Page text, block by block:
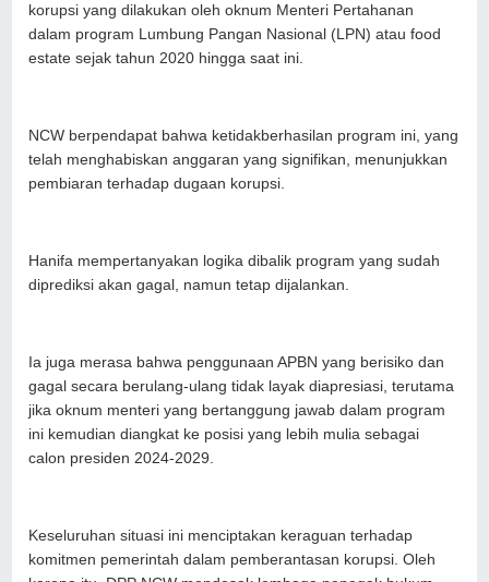
korupsi yang dilakukan oleh oknum Menteri Pertahanan
dalam program Lumbung Pangan Nasional (LPN) atau food
estate sejak tahun 2020 hingga saat ini.
NCW berpendapat bahwa ketidakberhasilan program ini, yang
telah menghabiskan anggaran yang signifikan, menunjukkan
pembiaran terhadap dugaan korupsi.
Hanifa mempertanyakan logika dibalik program yang sudah
diprediksi akan gagal, namun tetap dijalankan.
Ia juga merasa bahwa penggunaan APBN yang berisiko dan
gagal secara berulang-ulang tidak layak diapresiasi, terutama
jika oknum menteri yang bertanggung jawab dalam program
ini kemudian diangkat ke posisi yang lebih mulia sebagai
calon presiden 2024-2029.
Keseluruhan situasi ini menciptakan keraguan terhadap
komitmen pemerintah dalam pemberantasan korupsi. Oleh